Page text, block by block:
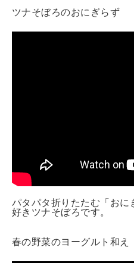
ツナそぼろのおにぎらず
パタパタ折りたたむ「おに
好きツナそぼろです。
春の野菜のヨーグルト和え